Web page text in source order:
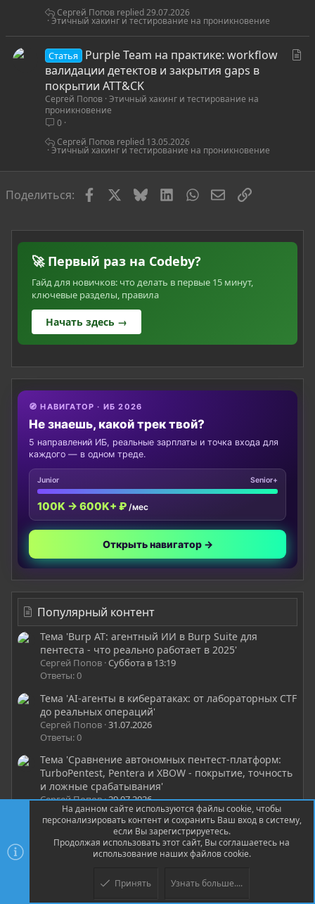
Этичный хакинг и тестирование на проникновение
29.07.2026
Сергей Попов
Статья
Purple Team на практике: workflow
валидации детектов и закрытия gaps в
покрытии ATT&CK
Сергей Попов Этичный хакинг и тестирование на
проникновение
0
Этичный хакинг и тестирование на проникновение
13.05.2026
Сергей Попов
Поделиться: FacebookBlueskyLinkedInWhatsAppЭлектронная
Ссылка
🚀 Первый раз на Codeby?
Гайд для новичков: что делать в первые 15 минут,
ключевые разделы, правила
Начать здесь →
🧭 НАВИГАТОР · ИБ 2026
Не знаешь, какой трек твой?
5 направлений ИБ, реальные зарплаты и точка входа для
каждого — в одном треде.
Junior Senior+
100K → 600K+ ₽ /мес
Открыть навигатор →
Популярный контент
Тема 'Burp AT: агентный ИИ в Burp Suite для
пентеста - что реально работает в 2025'
Сергей Попов Суббота в 13:19
Ответы: 0
Тема 'AI-агенты в кибератаках: от лабораторных CTF
до реальных операций'
Сергей Попов 31.07.2026
Ответы: 0
Тема 'Сравнение автономных пентест-платформ:
TurboPentest, Pentera и XBOW - покрытие, точность
и ложные срабатывания'
Сергей Попов 29.07.2026
Ответы: 0
Тема 'Выгорание в кибербезопасности: как не
сгореть после CTF, bug bounty и пентеста'
Сергей Попов Среда в 14:53
На данном сайте используются файлы cookie, чтобы
персонализировать контент и сохранить Ваш вход в систему,
если Вы зарегистрируетесь.
Продолжая использовать этот сайт, Вы соглашаетесь на
использование наших файлов cookie.
Принять Узнать больше....